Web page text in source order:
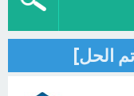
الحل]